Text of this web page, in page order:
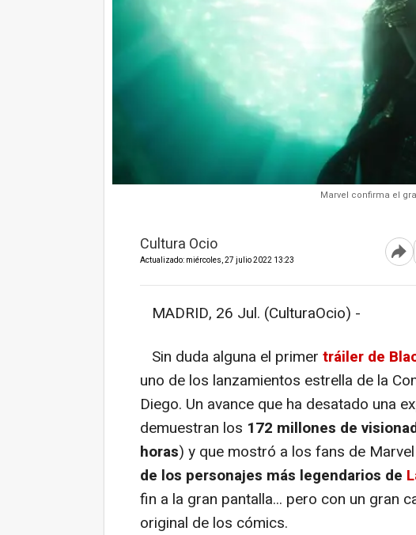
Marvel confirma el
Cultura Ocio
Actualizado: miércoles, 27 julio 2022 13:23
MADRID, 26 Jul. (CulturaOcio) -
Sin duda alguna el primer tráiler de
uno de los lanzamientos estrella de la
Diego. Un avance que ha desatado una
demuestran los 172 millones de
horas) y que mostró a los fans de
de los personajes más legendarios de
fin a la gran pantalla... pero con un gran
original de los cómics.